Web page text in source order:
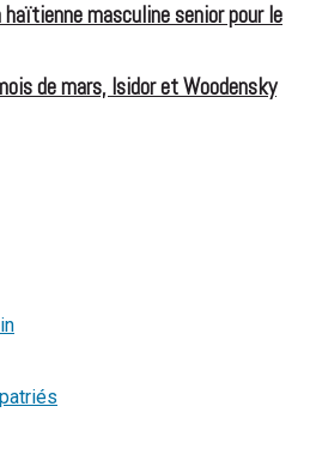
masculine senior pour le
de mars, Isidor et Woodensky